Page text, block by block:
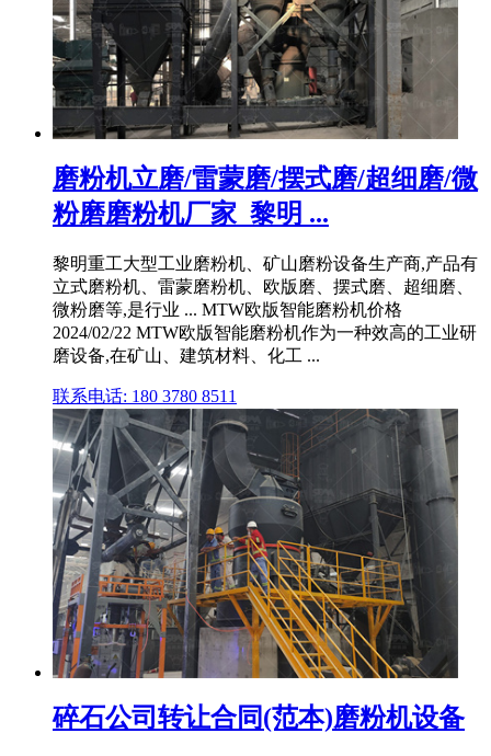
磨粉机立磨/雷蒙磨/摆式磨/超细磨/微
粉磨磨粉机厂家_黎明 ...
黎明重工大型工业磨粉机、矿山磨粉设备生产商,产品有
立式磨粉机、雷蒙磨粉机、欧版磨、摆式磨、超细磨、
微粉磨等,是行业 ... MTW欧版智能磨粉机价格
2024/02/22 MTW欧版智能磨粉机作为一种效高的工业研
磨设备,在矿山、建筑材料、化工 ...
联系电话: 180 3780 8511
碎石公司转让合同(范本)磨粉机设备